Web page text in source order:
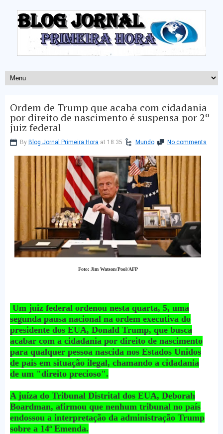
Ordem de Trump que acaba com cidadania
por direito de nascimento é suspensa por 2º
juiz federal
By Blog Jornal Primeira Hora at 18:35 Mundo No comments
Foto: Jim Watson/Pool/AFP
Um juiz federal ordenou nesta quarta, 5, uma
segunda pausa nacional na ordem executiva do
presidente dos EUA, Donald Trump, que busca
acabar com a cidadania por direito de nascimento
para qualquer pessoa nascida nos Estados Unidos
de pais em situação ilegal, chamando a cidadania
de um "direito precioso".
A juíza do Tribunal Distrital dos EUA, Deborah
Boardman, afirmou que nenhum tribunal no país
endossou a interpretação da administração Trump
sobre a 14ª Emenda.